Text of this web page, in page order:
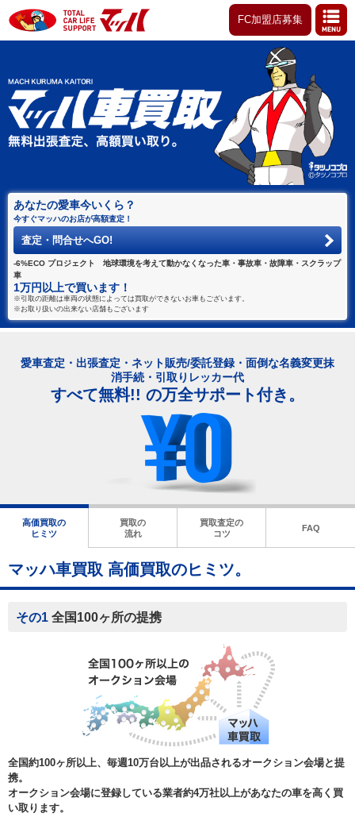
FC加盟店募集
あなたの愛車今いくら？
今すぐマッハのお店が高額査定！
査定・問合せへGO!
-6%ECO プロジェクト 地球環境を考えて動かなくなった車・事故車・故障車・スクラップ
車
1万円以上で買います！
※引取の距離は車両の状態によっては買取ができないお車もございます。
※お取り扱いの出来ない店舗もございます
愛車査定・出張査定・ネット販売/委託登録・面倒な名義変更抹
消手続・引取りレッカー代
すべて無料!! の万全サポート付き。
高価買取の
ヒミツ
買取の
流れ
買取査定の
コツ
FAQ
マッハ車買取 高価買取のヒミツ。
その1 全国100ヶ所の提携
全国約100ヶ所以上、毎週10万台以上が出品されるオークション会場と提
携。
オークション会場に登録している業者約4万社以上があなたの車を高く買
い取ります。